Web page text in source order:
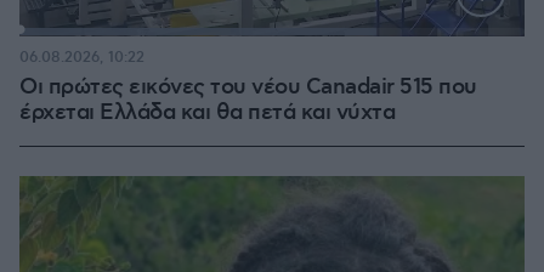
Loaded
Οι πρώτες εικόνες του νέου Canadair 515 που
έρχεται Ελλάδα και θα πετά και νύχτα
06.08.2026, 10:22